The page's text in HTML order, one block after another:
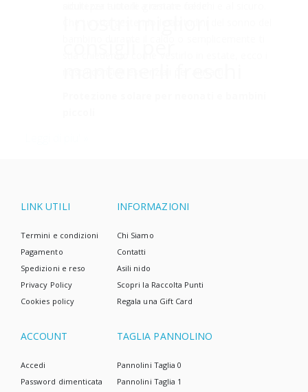
LINK UTILI
Termini e condizioni
Pagamento
Spedizioni e reso
Privacy Policy
Cookies policy
INFORMAZIONI
Chi Siamo
Contatti
Asili nido
Scopri la Raccolta Punti
Regala una Gift Card
ACCOUNT
Accedi
Password dimenticata
TAGLIA PANNOLINO
Pannolini Taglia 0
Pannolini Taglia 1